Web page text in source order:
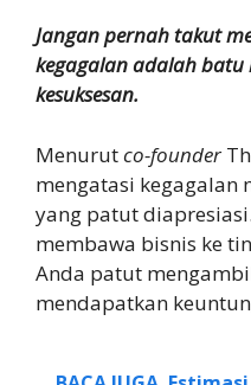
Jangan pernah takut
kegagalan adalah
kesuksesan.
Menurutco-founder
mengatasi kegagalan
yang patut
membawa bisnis ke
Anda patut
mendapatkan